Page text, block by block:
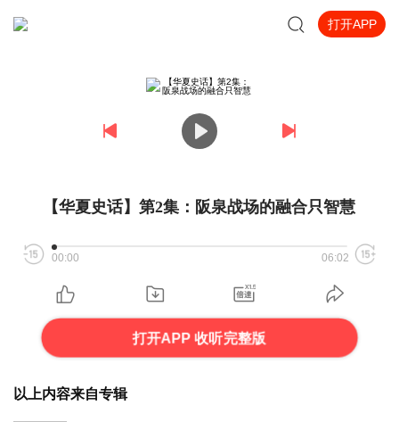
打开APP
【华夏史话】第2集：阪泉战场的融合只智慧
00:00 06:02
打开APP 收听完整版
以上内容来自专辑